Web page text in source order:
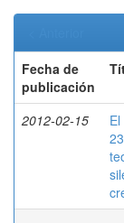
Fecha de
publicación
2012-02-15